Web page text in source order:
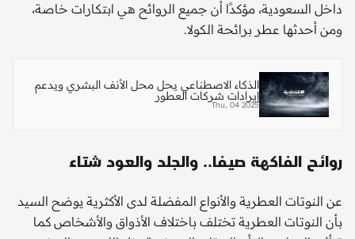
داخل السعودية، مؤكدًا أن جميع الروائح هي ابتكارات خاصة،
ومن أحدثها عطر برائحة الكولا.
الذكاء الاصطناعي يحل محل الأنف البشري ويدعم
إيرادات شركات العطور
Thu, 04 2025
روائح الفاكهة صيفا.. والجلد والعود شتاء
عن النوتات العطرية والأنواع المفضلة لدى الأكثرية يوضح السيد
بأن النوتات العطرية تختلف باختلاف الأذواق والأشخاص كما